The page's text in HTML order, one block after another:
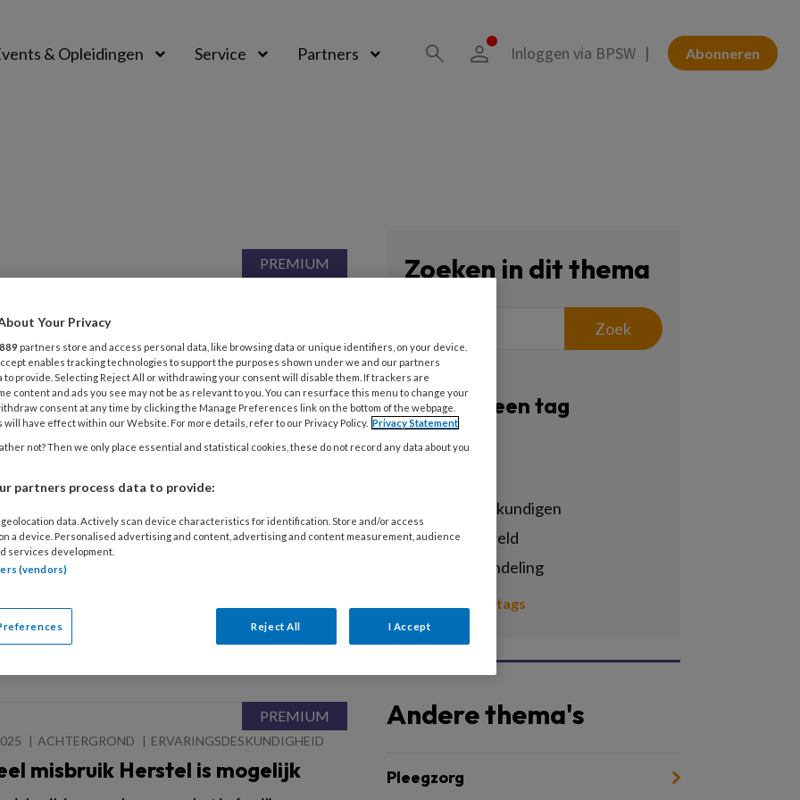
& Opleidingen Service Partners Abonneren
Inloggen via BPSW
plicht en persoonlijke veiligheid
ik een VT-melding als mijn
in het geding is?’
werker begeleid ik een jongen
jaar, die via Veilig Thuis bij mij is aangemeld.
CASUÏSTIEK HUISELIJK GEWELD
‘Ons handelingsarsenaal is
als maatschappelijk werker en heb tot voor
Thuis gewerkt. Er kwam daar een melding
ACHTERGROND ERVARINGSDESKUNDIGHEID
misbruik Herstel is mogelijk
Zoeken in dit thema
Zoek
Filter op een tag
Alle tags
ervaringsdeskundigen
huiselijk geweld
kindermishandeling
Toon meer tags
Andere thema's
Pleegzorg
Your Privacy
889 partners store and access personal data, like browsing data or unique identifiers, on your device.
enables tracking technologies to support the purposes shown under we and our partners
to provide. Selecting Reject All or withdrawing your consent will disable them. If trackers are
content and ads you see may not be as relevant to you. You can resurface this menu to change your
consent at any time by clicking the Manage Preferences link on the bottom of the webpage.
will have effect within our Website. For more details, refer to our Privacy Policy. Privacy Statement
not? Then we only place essential and statistical cookies, these do not record any data about you
partners process data to provide:
data. Actively scan device characteristics for identification. Store and/or access
a device. Personalised advertising and content, advertising and content measurement, audience
services development.
(vendors)
Reject All I Accept